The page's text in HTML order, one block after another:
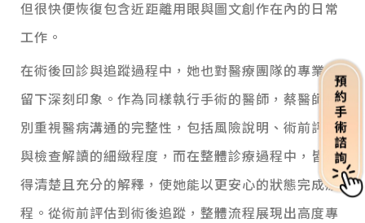
但很快便恢復包含近距離用眼與圖文創作在內的日常
工作。
在術後回診與追蹤過程中，她也對醫療團隊的專業度
留下深刻印象。作為同樣執行手術的醫師，蔡醫師特
別重視醫病溝通的完整性，包括風險說明、術前評估
與檢查解讀的細緻程度，而在整體診療過程中，皆獲
得清楚且充分的解釋，使她能以更安心的狀態完成療
程。 從術前評估到術後追蹤，整體流程展現出高度專